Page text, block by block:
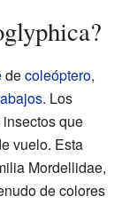
decoleóptero,
. Los
que
vuelo. Esta
Mordellidae,
de colores